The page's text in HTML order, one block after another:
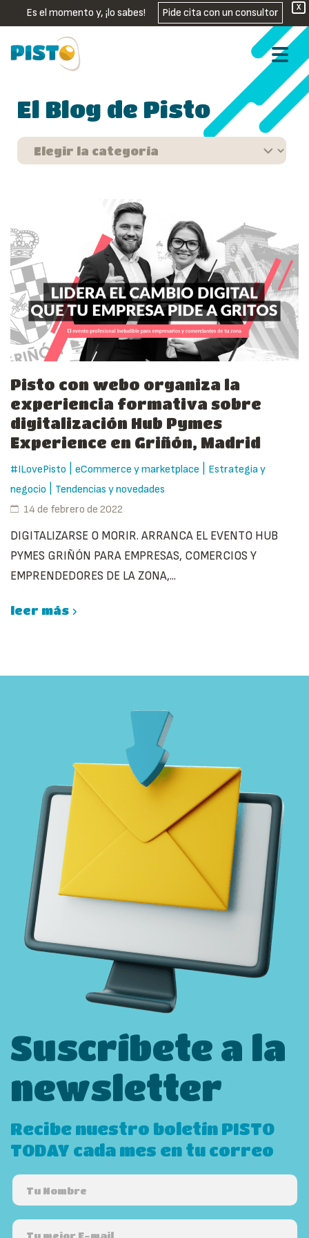
X
Es el momento y, ¡lo sabes! Pide cita con un consultor
El Blog de Pisto
Pisto con webo organiza la
experiencia formativa sobre
digitalización Hub Pymes
Experience en Griñón, Madrid
#ILovePisto eCommerce y marketplace
Estrategia y
negocio
Tendencias y novedades
14 de febrero de 2022
DIGITALIZARSE O MORIR. ARRANCA EL EVENTO HUB
PYMES GRIÑÓN PARA EMPRESAS, COMERCIOS Y
EMPRENDEDORES DE LA ZONA,...
leer más
Suscríbete a la
newsletter
Recibe nuestro boletín PISTO
TODAY cada mes en tu correo